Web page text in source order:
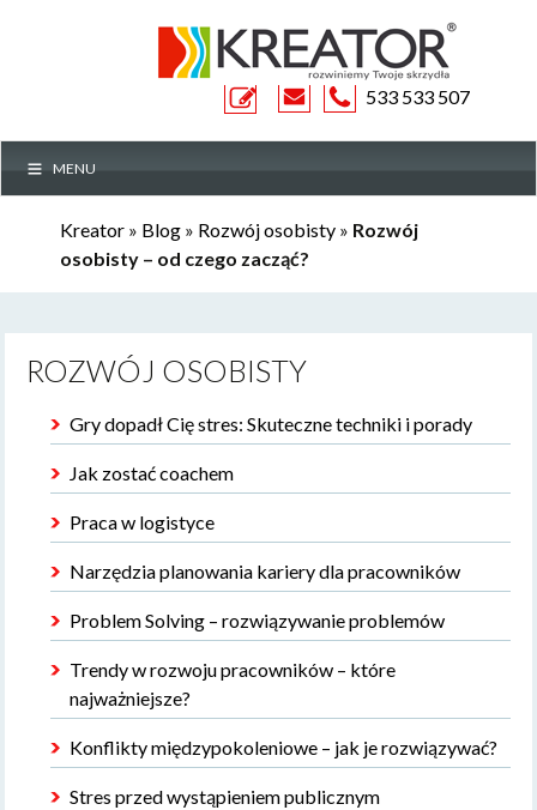
533 533 507
ZAPYTANIE
MENU
Kreator » Blog » Rozwój osobisty » Rozwój
osobisty – od czego zacząć?
ROZWÓJ OSOBISTY
Gry dopadł Cię stres: Skuteczne techniki i porady
Jak zostać coachem
Praca w logistyce
Narzędzia planowania kariery dla pracowników
Problem Solving – rozwiązywanie problemów
Trendy w rozwoju pracowników – które
najważniejsze?
Konflikty międzypokoleniowe – jak je rozwiązywać?
Stres przed wystąpieniem publicznym